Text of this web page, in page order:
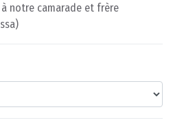
à notre camarade et frère